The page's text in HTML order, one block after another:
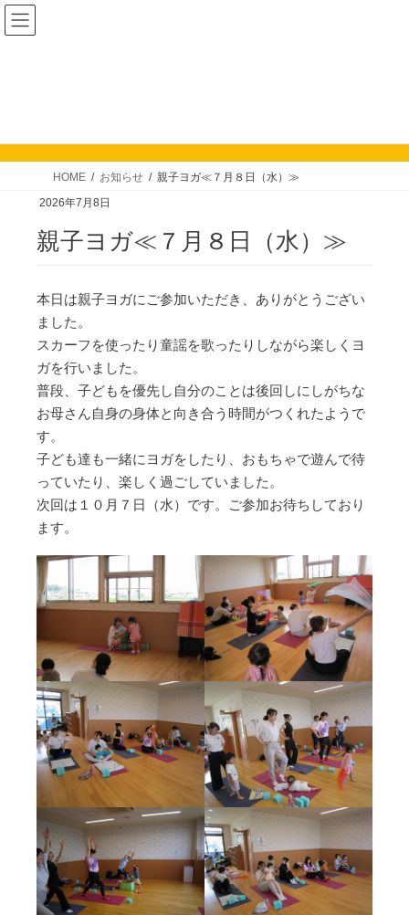
コ
ン
ス
キ
ナ
ビ
ン
に
HOME お知らせ
親子ヨガ≪７月８日（水）≫
2026年7月8日
親子ヨガ≪７月８日（水）≫
本日は親子ヨガにご参加いただき、ありがとうござい
ました。
スカーフを使ったり童謡を歌ったりしながら楽しくヨ
ガを行いました。
普段、子どもを優先し自分のことは後回しにしがちな
お母さん自身の身体と向き合う時間がつくれたようで
す。
子ども達も一緒にヨガをしたり、おもちゃで遊んで待
っていたり、楽しく過ごしていました。
次回は１０月７日（水）です。ご参加お待ちしており
ます。